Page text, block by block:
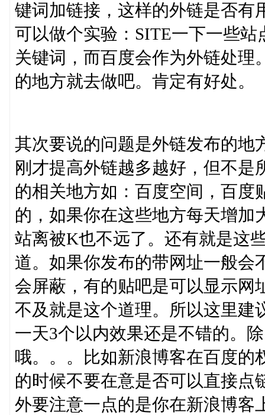
键词加链接，这样的外链是否有
可以做个实验：SITE一下一些
关键词，而百度会作为外链处理
的地方就去做吧。肯定有好处。
其次要说的问题是外链发布的地
刚才提高外链越多越好，但不
的相关地方如：百度空间，百度
的，如果你在这些地方每天增加
站离被K也不远了。还有就是这
道。如果你发布的带网址一般会
会屏蔽，有的贴吧是可以显示网
不及就是这个道理。所以这里建
一天3个以内效果还是不错的。
哦。。。比如新浪博客在百度的
的时候不要在意是否可以直接点
外要注意一点的是你在新浪博客